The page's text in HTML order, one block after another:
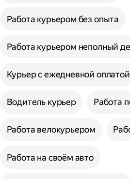
Работа курьером без опыта
Работа курьером неполный
Курьер с ежедневной оплатой
Водитель курьер Работа
Работа велокурьером
Работа на своём авто